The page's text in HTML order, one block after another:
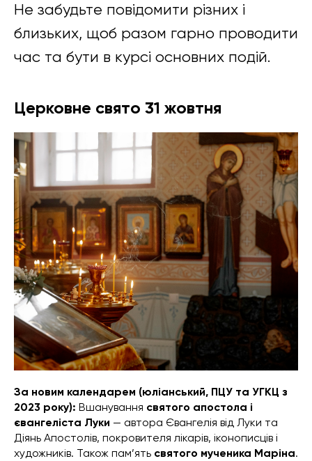
Не забудьте повідомити різних і
близьких, щоб разом гарно проводити
час та бути в курсі основних подій.
Церковне свято 31 жовтня
За новим календарем (юліанський, ПЦУ та УГКЦ з
2023 року): Вшанування святого апостола і
євангеліста Луки — автора Євангелія від Луки та
Діянь Апостолів, покровителя лікарів, іконописців і
художників. Також пам’ять святого мученика Маріна.